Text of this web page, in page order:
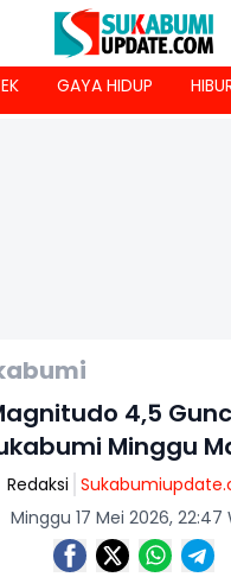
GAYA HIDUP
4,5
Minggu
Redaksi
Minggu 17 Mei 2026, 22:47